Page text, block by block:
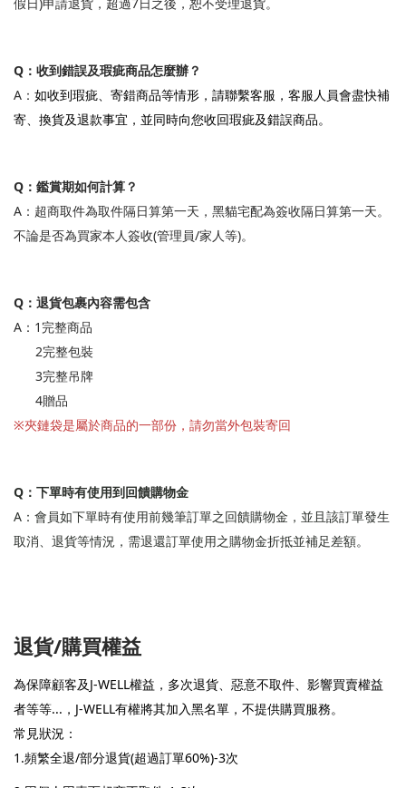
Q：收到錯誤及瑕疵商品怎麼辦？
A： 如收到瑕疵、寄錯商品等情形，請聯繫客服，客服人員會盡快補
寄、換貨及退款事宜，並同時向您收回瑕疵及錯誤商品。
Q：鑑賞期如何計算？
A：超商取件為取件隔日算第一天，黑貓宅配為簽收隔日算第一天。
不論是否為買家本人簽收(管理員/家人等)。
Q：退貨包裹內容需包含
A：1完整商品
2完整包裝
3完整吊牌
4贈品
※夾鏈袋是屬於商品的一部份，請勿當外包裝寄回
Q：下單時有使用到回饋購物金
A：會員如下單時有使用前幾筆訂單之回饋購物金，並且該訂單發生
取消、退貨等情況，需退還訂單使用之購物金折抵並補足差額。
退貨/購買權益
為保障顧客及J-WELL權益，多次退貨、惡意不取件、影響買賣權益
者等等...，J-WELL有權將其加入黑名單，不提供購買服務。
常見狀況：
1.頻繁全退/部分退貨(超過訂單60%)-3次